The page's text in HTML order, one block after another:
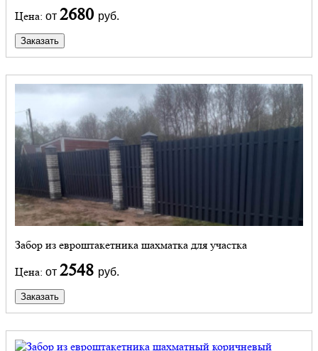
Цена: от 2680 руб.
Заказать
Забор из евроштакетника шахматка для участка
Цена: от 2548 руб.
Заказать